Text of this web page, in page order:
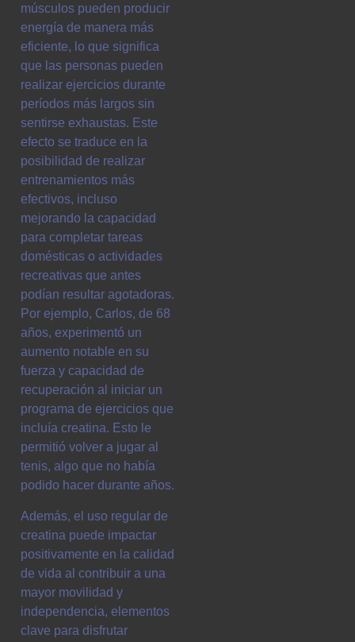
músculos pueden producir
energía de manera más
eficiente, lo que significa
que las personas pueden
realizar ejercicios durante
períodos más largos sin
sentirse exhaustas. Este
efecto se traduce en la
posibilidad de realizar
entrenamientos más
efectivos, incluso
mejorando la capacidad
para completar tareas
domésticas o actividades
recreativas que antes
podían resultar agotadoras.
Por ejemplo, Carlos, de 68
años, experimentó un
aumento notable en su
fuerza y capacidad de
recuperación al iniciar un
programa de ejercicios que
incluía creatina. Esto le
permitió volver a jugar al
tenis, algo que no había
podido hacer durante años.
Además, el uso regular de
creatina puede impactar
positivamente en la calidad
de vida al contribuir a una
mayor movilidad y
independencia, elementos
clave para disfrutar